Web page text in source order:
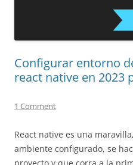
Configurar entorno
react native en 2023
1 Comment
React native es una
ambiente configurado, se